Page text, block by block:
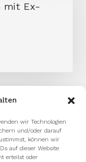
wir Technologien
und/oder darauf
können wir
auf dieser Website
erteilst oder
mit Ex-